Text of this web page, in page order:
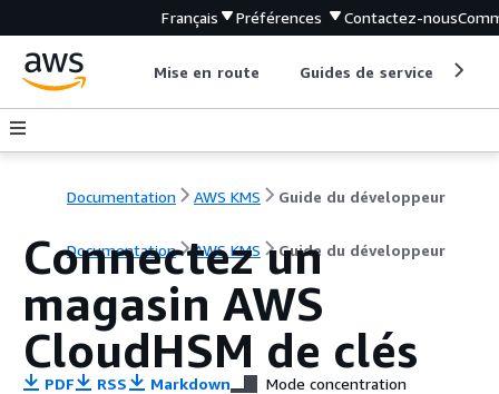
Français Préférences Contactez-nous
Mise en route Guides de service
Documentation AWS KMS Guide du développeur
Documentation AWS KMS Guide du développeur
Connectez un
magasin AWS
CloudHSM de clés
PDF RSS Markdown Mode concentration